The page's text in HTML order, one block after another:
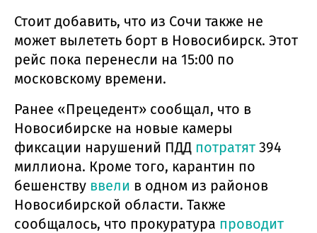
Стоит добавить, что из Сочи также не
может вылететь борт в Новосибирск. Этот
рейс пока перенесли на 15:00 по
московскому времени.
Ранее «Прецедент» сообщал, что в
Новосибирске на новые камеры
фиксации нарушений ПДД потратят 394
миллиона. Кроме того, карантин по
бешенству ввели в одном из районов
Новосибирской области. Также
сообщалось, что прокуратура проводит